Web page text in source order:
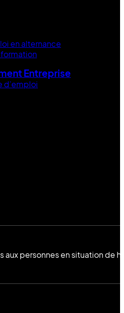
en alternance
Entreprise
d’emploi
aux personnes en situation de